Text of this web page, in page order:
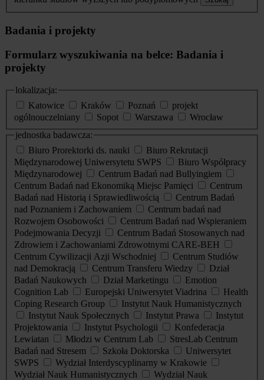
Badania i projekty
Formularz wyszukiwania na belce: Badania i
projekty
lokalizacja:
Katowice
Kraków Poznań
projekt
ogólnouczelniany
Sopot Warszawa
Wrocław
jednostka badawcza:
Biuro Prorektorki ds. nauki
Biuro Rekrutacji
Międzynarodowej Uniwersytetu SWPS
Biuro Współpracy
Międzynarodowej
Centrum Badań nad Bullyingiem
Centrum Badań nad Ekonomiką Miejsc Pamięci
Centrum
Badań nad Historią i Sprawiedliwością
Centrum Badań
nad Poznaniem i Zachowaniem
Centrum badań nad
Rozwojem Osobowości
Centrum Badań nad Wspieraniem
Podejmowania Decyzji
Centrum Badań Stosowanych nad
Zdrowiem i Zachowaniami Zdrowotnymi CARE-BEH
Centrum Cywilizacji Azji Wschodniej
Centrum Studiów
nad Demokracją
Centrum Transferu Wiedzy
Dział
Badań Naukowych
Dział Marketingu
Emotion
Cognition Lab
Europejski Uniwersytet Viadrina
Health
Coping Research Group
Instytut Nauk Humanistycznych
Instytut Nauk Społecznych
Instytut Prawa
Instytut
Projektowania
Instytut Psychologii
Konfederacja
Lewiatan
Młodzi w Centrum Lab
StresLab Centrum
Badań nad Stresem
Szkoła Doktorska
Uniwersytet
SWPS
Wydział Interdyscyplinarny w Krakowie
Wydział Nauk Humanistycznych
Wydział Nauk